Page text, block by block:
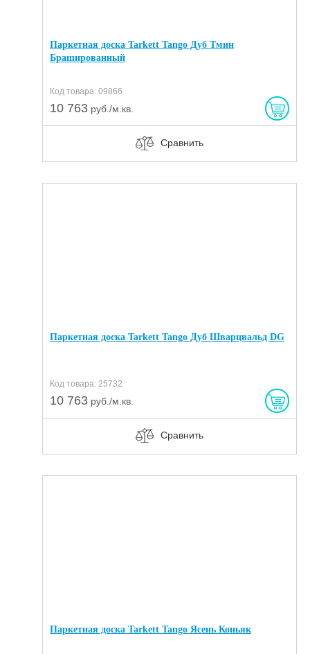
Паркетная доска Tarkett Tango Дуб Тмин
Брашированный
Код товара: 09866
10 763 руб./м.кв.
Сравнить
Паркетная доска Tarkett Tango Дуб Шварцвальд DG
Код товара: 25732
10 763 руб./м.кв.
Сравнить
Паркетная доска Tarkett Tango Ясень Коньяк